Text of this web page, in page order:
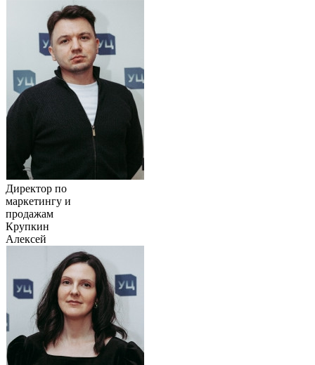
Директор по
маркетингу и
продажам
Крупкин
Алексей